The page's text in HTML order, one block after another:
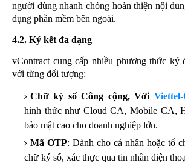
người dùng nhanh chóng hoàn thiện nội
dụng phần mềm bên ngoài.
4.2. Ký kết đa dạng
vContract cung cấp nhiều phương thức ký
với từng đối tượng:
Chữ ký số Công cộng, Với
hình thức như Cloud CA, Mobile CA,
bảo mật cao cho doanh nghiệp lớn.
Mã OTP: Dành cho cá nhân hoặc tổ
chữ ký số, xác thực qua tin nhắn điện